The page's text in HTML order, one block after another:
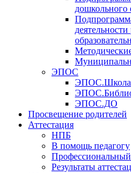
дошкольного
ЭПОС
ЭПОС.Школа
ЭПОС.ДО
Просвещение родителей
Аттестация
НПБ
В помощь педагогу
Профессиональный
Результаты